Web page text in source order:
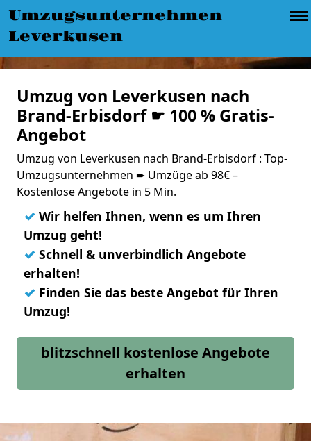
Umzugsunternehmen
Leverkusen
Umzug von Leverkusen nach
Brand-Erbisdorf ☛ 100 % Gratis-
Angebot
Umzug von Leverkusen nach Brand-Erbisdorf : Top-
Umzugsunternehmen ➨ Umzüge ab 98€ –
Kostenlose Angebote in 5 Min.
✓ Wir helfen Ihnen, wenn es um Ihren
Umzug geht!
✓ Schnell & unverbindlich Angebote
erhalten!
✓ Finden Sie das beste Angebot für Ihren
Umzug!
blitzschnell kostenlose Angebote
erhalten